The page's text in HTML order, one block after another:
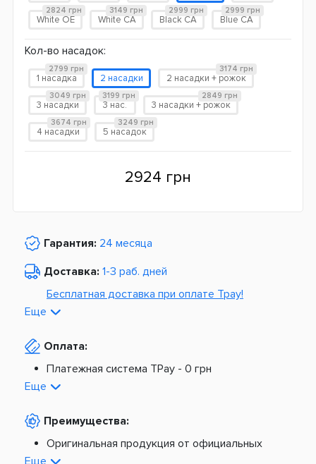
White OE
2824 грн
White CA
3149 грн
Black CA
2999 грн
Blue CA
2999 грн
Кол-во насадок:
1 насадка
2799 грн
2 насадки 2 насадки + рожок
3174 грн
3 насадки
3049 грн
3 нас.
3199 грн
3 насадки + рожок
2849 грн
4 насадки
3674 грн
5 насадок
3249 грн
2924 грн
Гарантия: 24 месяца
Доставка: 1-3 раб. дней
Бесплатная доставка при оплате Tpay!
Из Европы от
Платная доставка по Украине:
По тарифам Укрпочты
Платная доставка из Европы:
Еще
Оплата:
Платежная система TPay - 0 грн
На расчетный счет -
Еще
Преимущества:
Оригинальная продукция от официальных
поставщиков
Еще